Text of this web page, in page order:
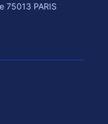
75013 PARIS